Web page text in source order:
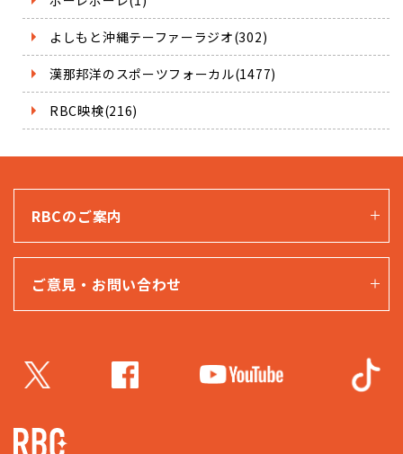
よしもと沖縄テーファーラジオ(302)
漢那邦洋のスポーツフォーカル(1477)
RBC映検(216)
RBCのご案内
ご意見・お問い合わせ